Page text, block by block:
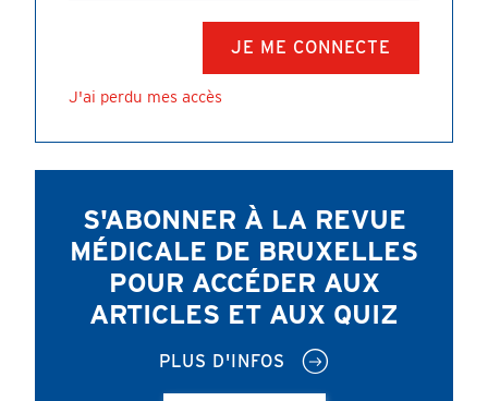
J'ai perdu mes accès
S'ABONNER À LA REVUE
MÉDICALE DE BRUXELLES
POUR ACCÉDER AUX
ARTICLES ET AUX QUIZ
PLUS D'INFOS